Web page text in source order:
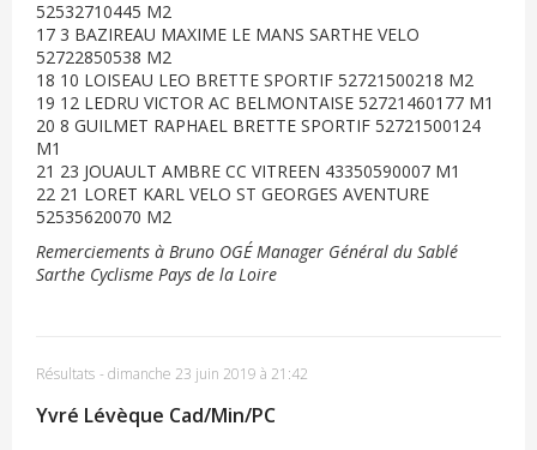
52532710445 M2
17 3 BAZIREAU MAXIME LE MANS SARTHE VELO
52722850538 M2
18 10 LOISEAU LEO BRETTE SPORTIF 52721500218 M2
19 12 LEDRU VICTOR AC BELMONTAISE 52721460177 M1
20 8 GUILMET RAPHAEL BRETTE SPORTIF 52721500124
M1
21 23 JOUAULT AMBRE CC VITREEN 43350590007 M1
22 21 LORET KARL VELO ST GEORGES AVENTURE
52535620070 M2
Remerciements à Bruno OGÉ Manager Général du Sablé
Sarthe Cyclisme Pays de la Loire
Résultats - dimanche 23 juin 2019 à 21:42
Yvré Lévèque Cad/Min/PC